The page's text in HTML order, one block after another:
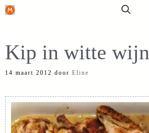
Ga
inhoud
Kip in witte wijn
14 maart 2012 door Eline